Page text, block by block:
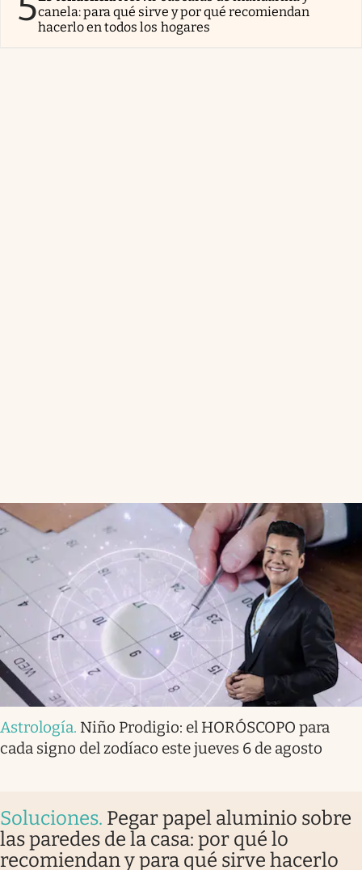
canela: para qué sirve y por qué recomiendan
hacerlo en todos los hogares
Astrología. Niño Prodigio: el HORÓSCOPO para
cada signo del zodíaco este jueves 6 de agosto
Soluciones. Pegar papel aluminio sobre
las paredes de la casa: por qué lo
recomiendan y para qué sirve hacerlo